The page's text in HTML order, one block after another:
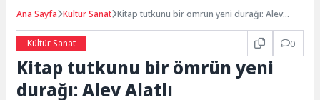
Ana Sayfa Kültür Sanat Kitap tutkunu bir ömrün yeni durağı: Alev
Kültür Sanat
0
Kitap tutkunu bir ömrün yeni
durağı: Alev Alatlı